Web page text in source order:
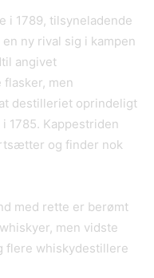
i 1789, tilsyneladende
ny rival sig i kampen
angivet
men
destilleriet oprindeligt
1785. Kappestriden
og finder nok
med rette er berømt
men vidste
flere whiskydestillere